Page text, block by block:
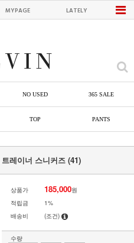
MYPAGE LATELY
NO USED 365 SALE
TOP PANTS
레이너 스니커즈 (41)
상품가 185,000원
적립금
1%
배송비
(조건)
수량